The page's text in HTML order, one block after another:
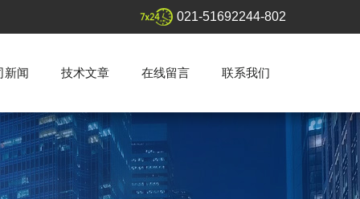
021-51692244-802
新闻 技术文章 在线留言 联系我们